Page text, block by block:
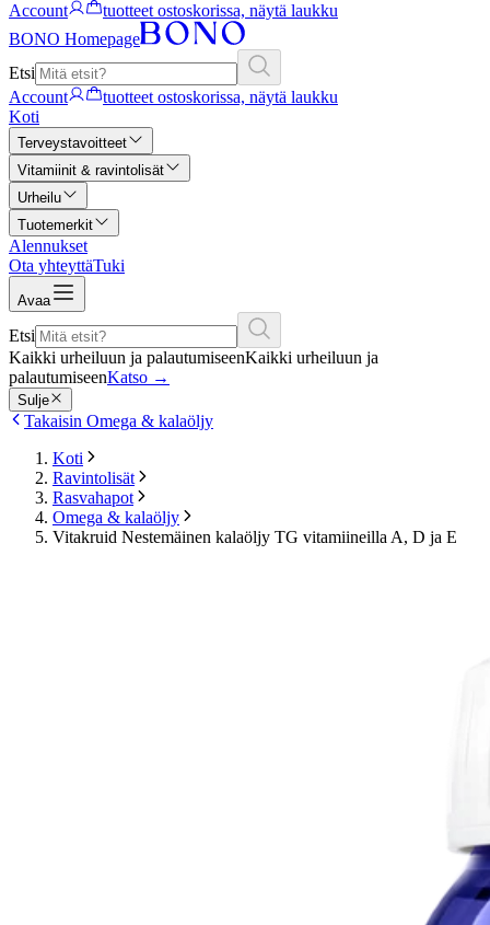
Account
tuotteet ostoskorissa, näytä laukku
BONO Homepage
Etsi
Account
tuotteet ostoskorissa, näytä laukku
Koti
Terveystavoitteet
Vitamiinit & ravintolisät
Urheilu
Tuotemerkit
Alennukset
Ota yhteyttäTuki
Avaa
Etsi
Kaikki urheiluun ja palautumiseenKaikki urheiluun ja
palautumiseenKatso →
Sulje
Takaisin Omega & kalaöljy
Koti
Ravintolisät
Rasvahapot
Omega & kalaöljy
Vitakruid Nestemäinen kalaöljy TG vitamiineilla A, D ja E